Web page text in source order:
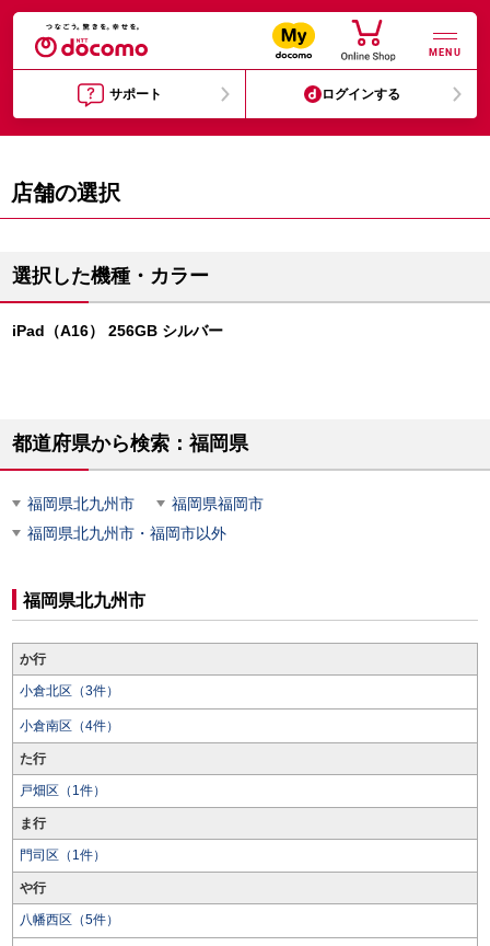
MENU
サポート ログインする
店舗の選択
選択した機種・カラー
iPad（A16） 256GB シルバー
都道府県から検索：福岡県
福岡県北九州市
福岡県福岡市
福岡県北九州市・福岡市以外
福岡県北九州市
か行
小倉北区（3件）
小倉南区（4件）
た行
戸畑区（1件）
ま行
門司区（1件）
や行
八幡西区（5件）